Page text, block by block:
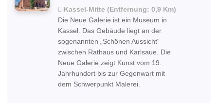
Kassel-Mitte (Entfernung: 0,9 Km)
Die Neue Galerie ist ein Museum in
Kassel. Das Gebäude liegt an der
sogenannten „Schönen Aussicht“
zwischen Rathaus und Karlsaue. Die
Neue Galerie zeigt Kunst vom 19.
Jahrhundert bis zur Gegenwart mit
dem Schwerpunkt Malerei.